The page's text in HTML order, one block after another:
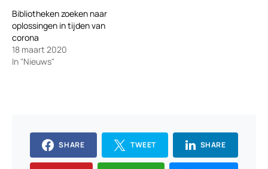
Bibliotheken zoeken naar
oplossingen in tijden van
corona
18 maart 2020
In "Nieuws"
SHARE TWEET SHARE